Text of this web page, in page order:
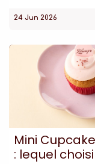
24 Jun 2026
Mini
: lequel